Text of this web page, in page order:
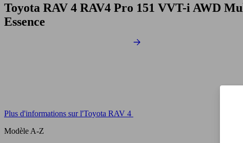
Toyota RAV 4 RAV4 Pro 151 VVT-i AWD
Essence
Plus d'informations sur l'Toyota RAV 4
Modèle A-Z